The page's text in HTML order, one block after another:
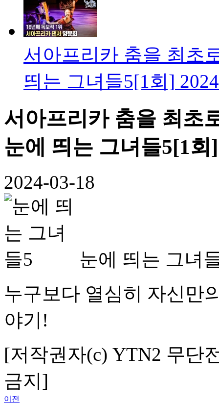
서아프리카 춤을 최초
띄는 그녀들5[1회]
서아프리카 춤을 최초
눈에 띄는 그녀들5[1회]
2024-03-18
눈에 띄는 그녀
누구보다 열심히 자신만
야기!
[저작권자(c) YTN2 무단
금지]
이전